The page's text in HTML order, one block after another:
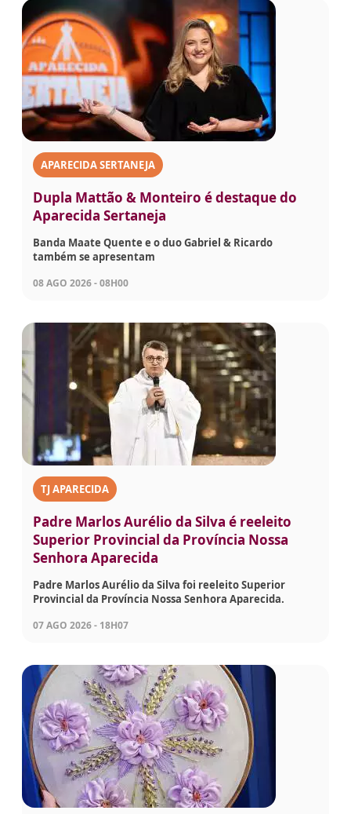
APARECIDA SERTANEJA
Dupla Mattão & Monteiro é destaque do
Aparecida Sertaneja
Banda Maate Quente e o duo Gabriel & Ricardo
também se apresentam
08 AGO 2026 - 08H00
TJ APARECIDA
Padre Marlos Aurélio da Silva é reeleito
Superior Provincial da Província Nossa
Senhora Aparecida
Padre Marlos Aurélio da Silva foi reeleito Superior
Provincial da Província Nossa Senhora Aparecida.
07 AGO 2026 - 18H07